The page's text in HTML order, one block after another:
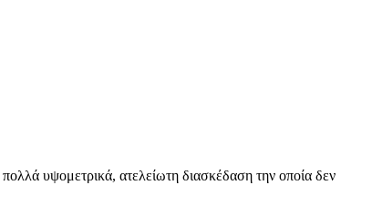
υψομετρικά, ατελείωτη διασκέδαση την οποία δεν